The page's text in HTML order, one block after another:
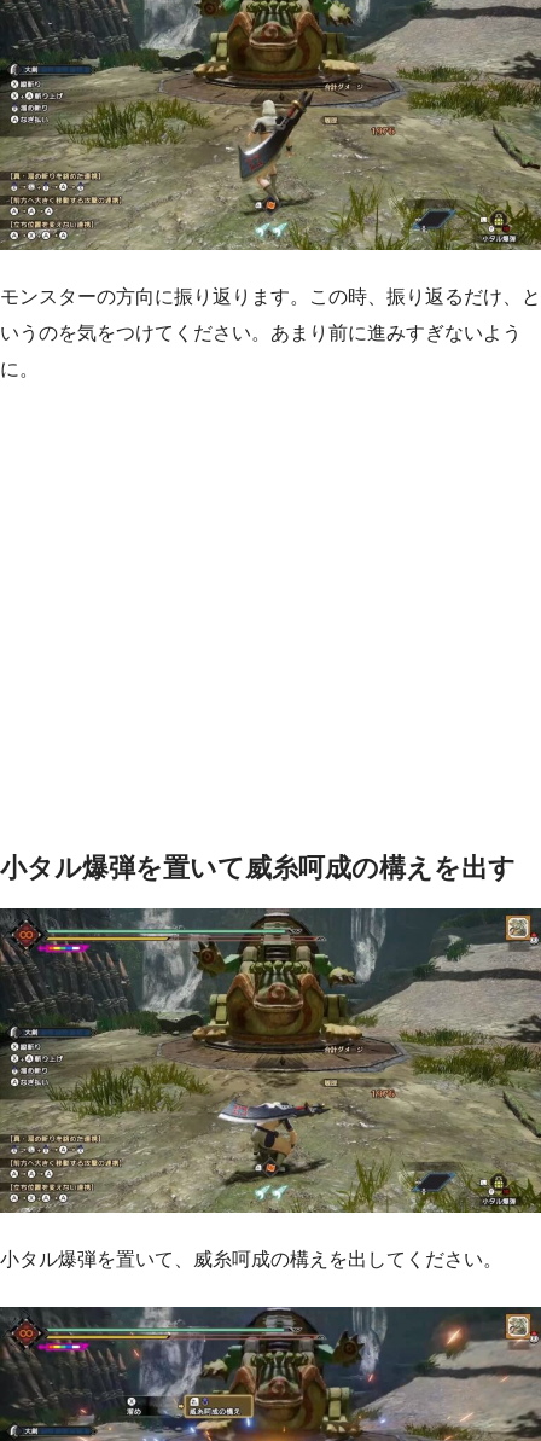
モンスターの方向に振り返ります。この時、振り返るだけ、と
いうのを気をつけてください。あまり前に進みすぎないよう
に。
小タル爆弾を置いて威糸呵成の構えを出す
小タル爆弾を置いて、威糸呵成の構えを出してください。